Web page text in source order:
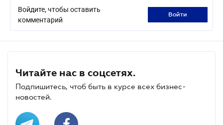
Войдите, чтобы оставить
комментарий
войти
Читайте нас в соцсетях.
Подпишитесь, чтоб быть в курсе всех бизнес-
новостей.